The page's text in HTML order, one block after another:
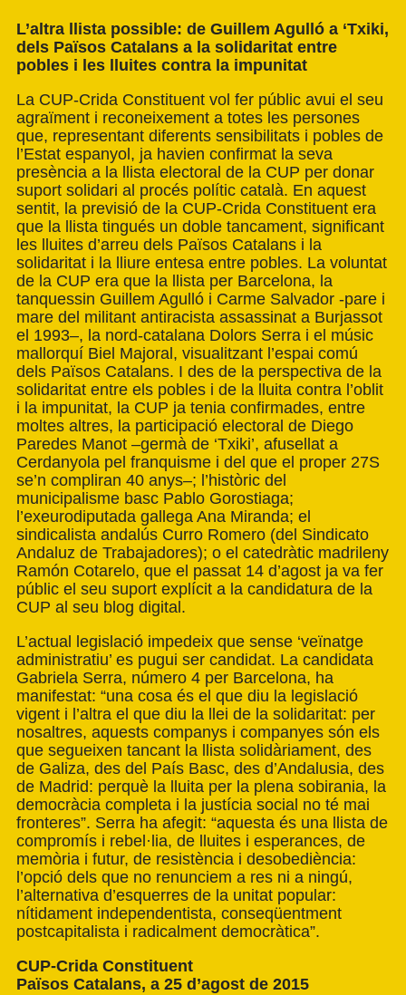
L’altra llista possible: de Guillem Agulló a ‘Txiki,
dels Països Catalans a la solidaritat entre
pobles i les lluites contra la impunitat
La CUP-Crida Constituent vol fer públic avui el seu
agraïment i reconeixement a totes les persones
que, representant diferents sensibilitats i pobles de
l’Estat espanyol, ja havien confirmat la seva
presència a la llista electoral de la CUP per donar
suport solidari al procés polític català. En aquest
sentit, la previsió de la CUP-Crida Constituent era
que la llista tingués un doble tancament, significant
les lluites d’arreu dels Països Catalans i la
solidaritat i la lliure entesa entre pobles. La voluntat
de la CUP era que la llista per Barcelona, la
tanquessin Guillem Agulló i Carme Salvador -pare i
mare del militant antiracista assassinat a Burjassot
el 1993–, la nord-catalana Dolors Serra i el músic
mallorquí Biel Majoral, visualitzant l’espai comú
dels Països Catalans. I des de la perspectiva de la
solidaritat entre els pobles i de la lluita contra l’oblit
i la impunitat, la CUP ja tenia confirmades, entre
moltes altres, la participació electoral de Diego
Paredes Manot –germà de ‘Txiki’, afusellat a
Cerdanyola pel franquisme i del que el proper 27S
se’n compliran 40 anys–; l’històric del
municipalisme basc Pablo Gorostiaga;
l’exeurodiputada gallega Ana Miranda; el
sindicalista andalús Curro Romero (del Sindicato
Andaluz de Trabajadores); o el catedràtic madrileny
Ramón Cotarelo, que el passat 14 d’agost ja va fer
públic el seu suport explícit a la candidatura de la
CUP al seu blog digital.
L’actual legislació impedeix que sense ‘veïnatge
administratiu’ es pugui ser candidat. La candidata
Gabriela Serra, número 4 per Barcelona, ha
manifestat: “una cosa és el que diu la legislació
vigent i l’altra el que diu la llei de la solidaritat: per
nosaltres, aquests companys i companyes són els
que segueixen tancant la llista solidàriament, des
de Galiza, des del País Basc, des d’Andalusia, des
de Madrid: perquè la lluita per la plena sobirania, la
democràcia completa i la justícia social no té mai
fronteres”. Serra ha afegit: “aquesta és una llista de
compromís i rebel·lia, de lluites i esperances, de
memòria i futur, de resistència i desobediència:
l’opció dels que no renunciem a res ni a ningú,
l’alternativa d’esquerres de la unitat popular:
nítidament independentista, conseqüentment
postcapitalista i radicalment democràtica”.
CUP-Crida Constituent
Països Catalans, a 25 d’agost de 2015